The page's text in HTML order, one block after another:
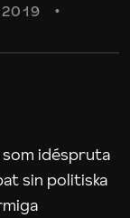
2019
som idéspruta
sin politiska